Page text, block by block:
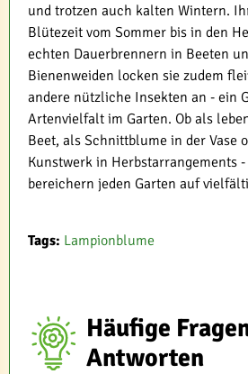
und trotzen auch kalten Wintern.
Blütezeit vom Sommer bis in den
echten Dauerbrennern in Beeten
Bienenweiden locken sie zudem
andere nützliche Insekten an - ein
Artenvielfalt im Garten. Ob als
Beet, als Schnittblume in der Vase
Kunstwerk in Herbstarrangements
bereichern jeden Garten auf
Tags: Lampionblume
Häufige
Antworten